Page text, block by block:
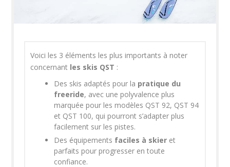
Voici les 3 éléments les plus importants à noter
concernant les skis QST :
Des skis adaptés pour la pratique du
freeride, avec une polyvalence plus
marquée pour les modèles QST 92, QST 94
et QST 100, qui pourront s’adapter plus
facilement sur les pistes.
Des équipements faciles à skier et
parfaits pour progresser en toute
confiance.